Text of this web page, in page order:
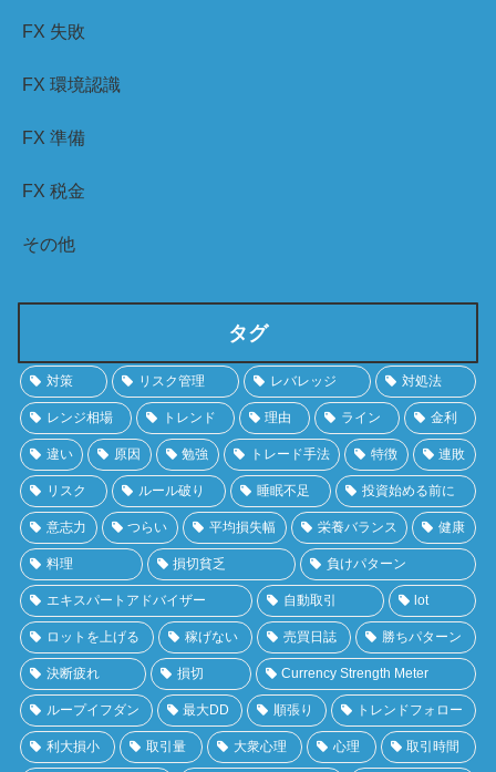
FX 失敗
FX 環境認識
FX 準備
FX 税金
その他
タグ
対策 リスク管理 レバレッジ 対処法
レンジ相場 トレンド 理由 ライン 金利
違い 原因 勉強 トレード手法 特徴 連敗
リスク ルール破り 睡眠不足 投資始める前に
意志力 つらい 平均損失幅 栄養バランス 健康
料理 損切貧乏 負けパターン
エキスパートアドバイザー 自動取引 lot
ロットを上げる 稼げない 売買日誌 勝ちパターン
決断疲れ 損切 Currency Strength Meter
ループイフダン 最大DD 順張り トレンドフォロー
利大損小 取引量 大衆心理 心理 取引時間